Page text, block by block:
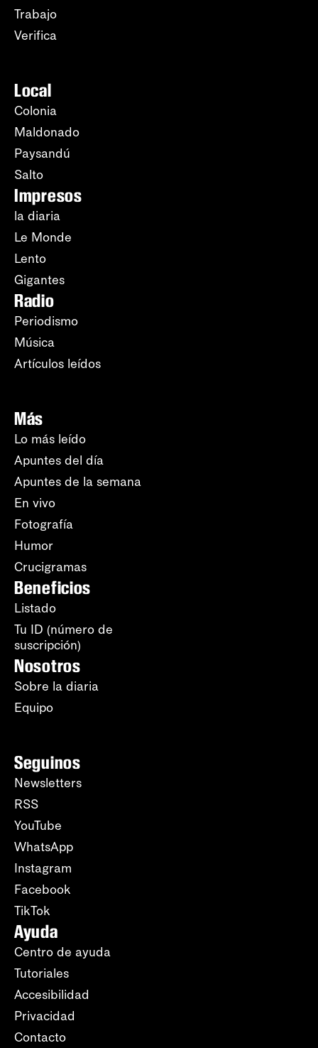
Trabajo
Verifica
Local
Colonia
Maldonado
Paysandú
Salto
Impresos
la diaria
Le Monde
Lento
Gigantes
Radio
Periodismo
Música
Artículos leídos
Más
Lo más leído
Apuntes del día
Apuntes de la semana
En vivo
Fotografía
Humor
Crucigramas
Beneficios
Listado
Tu ID (número de
suscripción)
Nosotros
Sobre la diaria
Equipo
Seguinos
Newsletters
RSS
YouTube
WhatsApp
Instagram
Facebook
TikTok
Ayuda
Centro de ayuda
Tutoriales
Accesibilidad
Privacidad
Contacto